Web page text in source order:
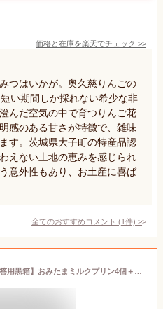
価格と在庫を楽天でチェック >>
つはいかが。奥久慈りんごの
い期間しか採れない希少な非
んだ空気の中で育つりんご花
感のある甘さが特徴で、雑味
す。茨城県大子町の特産品認
えない土地の恵みを感じられ
意外性もあり、お土産に喜ば
全てのおすすめコメント (1件) >
【ミルク詰め合わせ8個入 贈答用黒箱】おみたまミルクプリン4個＋おみたまプリン4個セット！平飼いたまご使用 なめらか 濃厚高級プリン♪ テレビでも紹介【ギフト 贈り物 プレゼント お歳暮 お中元 お取り寄せ お土産 内祝 お祝 洋菓子 茨城空港 茨城 】